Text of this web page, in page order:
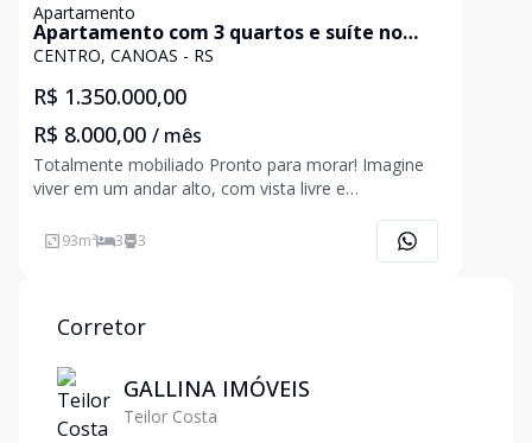
Apartamento
Apartamento com 3 quartos e suíte no
Centro
CENTRO, CANOAS - RS
R$ 1.350.000,00
R$ 8.000,00 / mês
Totalmente mobiliado Pronto para morar! Imagine
viver em um andar alto, com vista livre e
a ventilação traz aquela sensação de leveza todos os
dias.Este apartamento entrega exatamente o que
93m² 3 3
Corretor
GALLINA IMÓVEIS
Teilor Costa